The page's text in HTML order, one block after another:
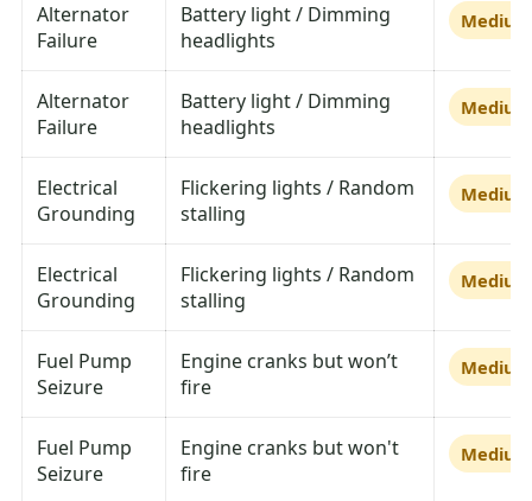
Alternator
Failure
Battery light / Dimming
headlights
Medium
Alternator
Failure
Battery light / Dimming
headlights
Medium
Electrical
Grounding
Flickering lights / Random
stalling
Medium
Electrical
Grounding
Flickering lights / Random
stalling
Medium
Fuel Pump
Seizure
Engine cranks but won’t
fire
Medium
Fuel Pump
Seizure
Engine cranks but won't
fire
Medium